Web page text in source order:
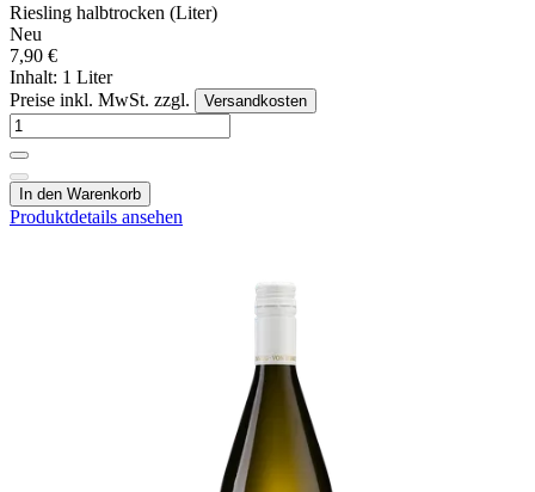
Riesling halbtrocken (Liter)
Neu
7,90 €
Inhalt: 1 Liter
Preise inkl. MwSt. zzgl.
Versandkosten
In den Warenkorb
Produktdetails ansehen